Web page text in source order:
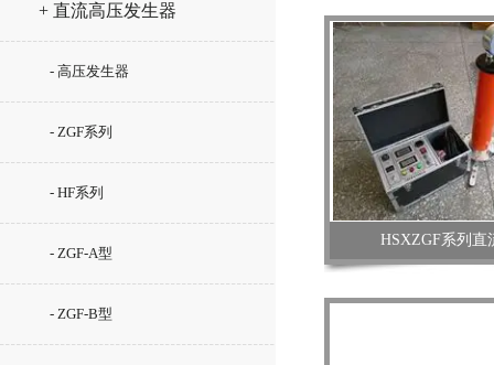
+ 直流高压发生器
- 高压发生器
- ZGF系列
- HF系列
- ZGF-A型
- ZGF-B型
HSXZGF系列直